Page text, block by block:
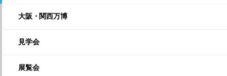
大阪・関西万博
見学会
展覧会